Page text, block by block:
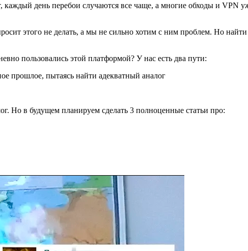
день перебои случаются все чаще, а многие обходы и VPN
этого не делать, а мы не сильно хотим с ним проблем. Но
пользовались этой платформой? У нас есть два пути:
прошлое, пытаясь найти адекватный аналог
Но в будущем планируем сделать 3 полноценные статьи про: